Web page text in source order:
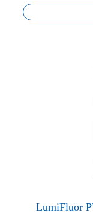
LumiFluor